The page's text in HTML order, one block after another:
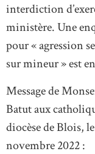
interdiction
ministère. Une
pour « agression
sur mineur » est
Message de
Batut aux
diocèse de Blois, le
novembre 2022 :